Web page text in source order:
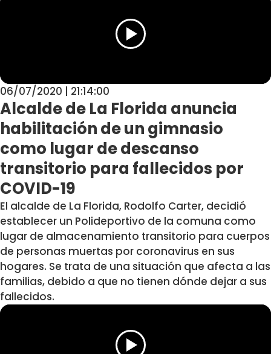
06/07/2020 | 21:14:00
Alcalde de La Florida anuncia
habilitación de un gimnasio
como lugar de descanso
transitorio para fallecidos por
COVID-19
El alcalde de La Florida, Rodolfo Carter, decidió
establecer un Polideportivo de la comuna como
lugar de almacenamiento transitorio para cuerpos
de personas muertas por coronavirus en sus
hogares. Se trata de una situación que afecta a las
familias, debido a que no tienen dónde dejar a sus
fallecidos.